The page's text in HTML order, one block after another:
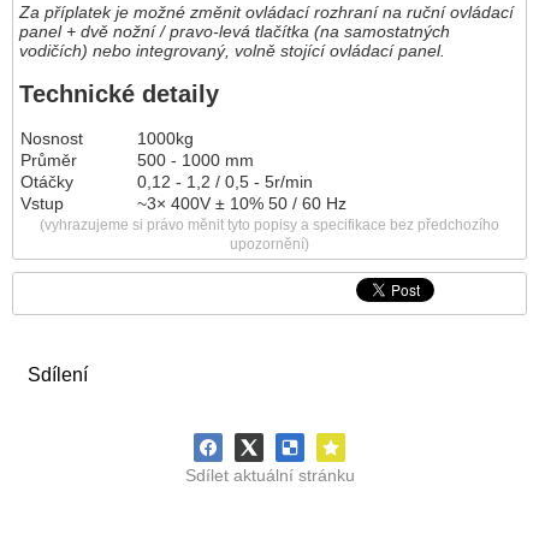
Sdílení
Sdílet aktuální stránku
Za příplatek je možné změnit ovládací rozhraní na ruční ovládací
panel + dvě nožní / pravo-levá tlačítka (na samostatných
vodičích) nebo integrovaný, volně stojící ovládací panel.
Technické detaily
Nosnost
1000kg
Průměr
500 - 1000 mm
Otáčky
0,12 - 1,2 / 0,5 - 5r/min
Vstup
~3× 400V ± 10% 50 / 60 Hz
(vyhrazujeme si právo měnit tyto popisy a specifikace bez předchozího
upozornění)